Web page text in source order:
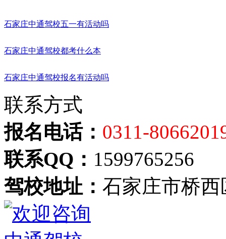
石家庄中通驾校五一有活动吗
石家庄中通驾校都考什么本
石家庄中通驾校报名有活动吗
联系方式
报名电话： 0311-
联系QQ： 1599765256
驾校地址： 石家庄市桥